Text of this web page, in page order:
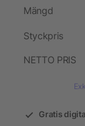
Mängd
Styckpris
NETTO PRIS
Gratis